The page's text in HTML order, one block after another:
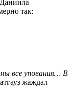
так:
все упования… В
жаждал